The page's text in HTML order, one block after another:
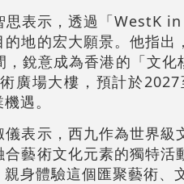
思表示，透過「WestK
地的宏大願景。他指
銳意成為香港的「文化
廣場大樓，預計於
遇。
表示，西九作為世界
藝術文化元素的獨特活
身體驗這個匯聚藝術、